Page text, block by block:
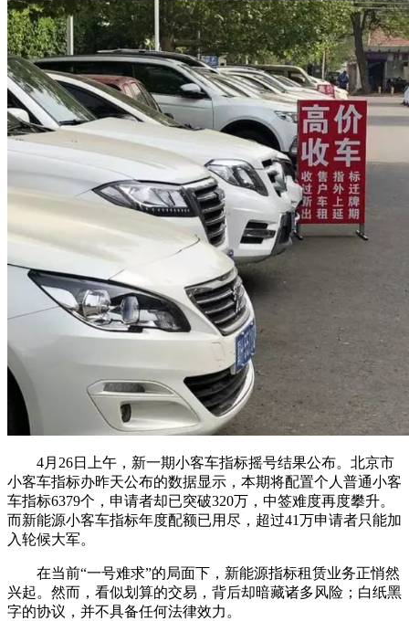
4月26日上午，新一期小客车指标摇号结果公布。北京市
小客车指标办昨天公布的数据显示，本期将配置个人普通小客
车指标6379个，申请者却已突破320万，中签难度再度攀升。
而新能源小客车指标年度配额已用尽，超过41万申请者只能加
入轮候大军。
在当前“一号难求”的局面下，新能源指标租赁业务正悄然
兴起。然而，看似划算的交易，背后却暗藏诸多风险；白纸黑
字的协议，并不具备任何法律效力。